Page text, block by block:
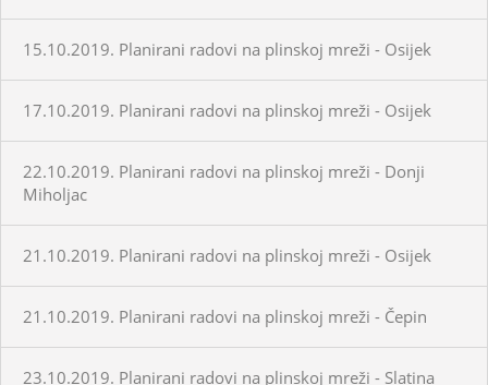
15.10.2019. Planirani radovi na plinskoj mreži - Osijek
17.10.2019. Planirani radovi na plinskoj mreži - Osijek
22.10.2019. Planirani radovi na plinskoj mreži - Donji
Miholjac
21.10.2019. Planirani radovi na plinskoj mreži - Osijek
21.10.2019. Planirani radovi na plinskoj mreži - Čepin
23.10.2019. Planirani radovi na plinskoj mreži - Slatina